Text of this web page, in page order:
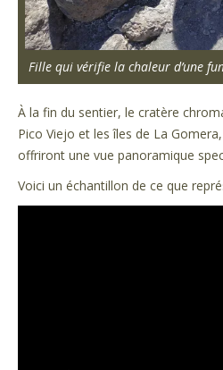
Fille qui vérifie la chaleur d’une
À la fin du sentier, le cratère
Pico Viejo et les îles de La
offriront une vue panoramique
Voici un échantillon de ce que